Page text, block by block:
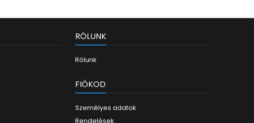
RÓLUNK
Rólunk
FIÓKOD
Személyes adatok
Rendelések